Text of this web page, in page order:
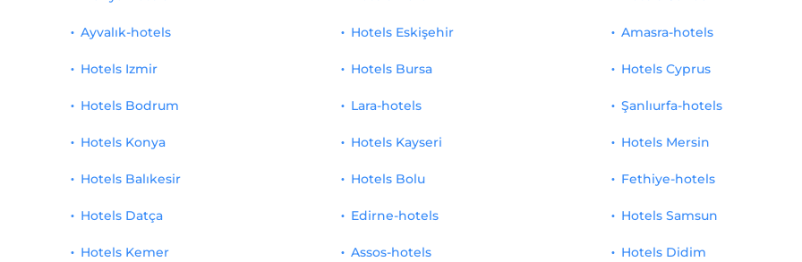
Ayvalık-hotels
Hotels Izmir
Hotels Eskişehir
Hotels Bursa
Amasra-hotels
Hotels Cyprus
Hotels Bodrum
Hotels Konya
Hotels Balıkesir
Hotels Datça
Hotels Kemer
Lara-hotels
Hotels Kayseri
Hotels Bolu
Edirne-hotels
Assos-hotels
Şanlıurfa-hotels
Hotels Mersin
Fethiye-hotels
Hotels Samsun
Hotels Didim